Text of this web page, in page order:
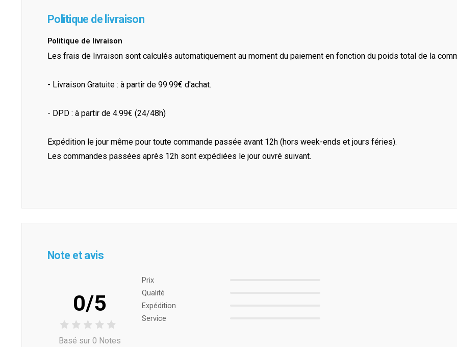
Politique de livraison
Politique de livraison
Les frais de livraison sont calculés automatiquement au moment du paiement en fonction du poids total de la
- Livraison Gratuite : à partir de 99.99€ d'achat.
- DPD : à partir de 4.99€ (24/48h)
Expédition le jour même pour toute commande passée avant 12h (hors week-ends et jours féries).
Les commandes passées après 12h sont expédiées le jour ouvré suivant.
Note et avis
0/5
Basé sur 0 Notes
Prix ​​
Qualité
Expédition
Service